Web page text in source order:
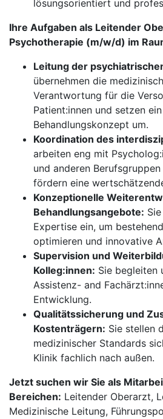
lösungsorientiert und
Ihre Aufgaben als Leitender
Psycho­therapie (m/w/d) im
Leitung der
übernehmen die
Verantwortung für die
Patient:innen und setzen
Behandlungskonzept um.
Koordination des
arbeiten eng mit
und anderen
fördern eine
Konzeptionelle
Behandlungsangebote:
Expertise ein, um
optimieren und innovative
Supervision und
Kolleg:innen: Sie begleiten
Assistenz- and
Entwicklung.
Qualitätssicherung und
Kostenträgern: Sie stellen
medizinischer Standards
Klinik fachlich nach außen.
Jetzt suchen wir Sie als
Bereichen: Leitender Oberarzt,
Medizinische Leitung,